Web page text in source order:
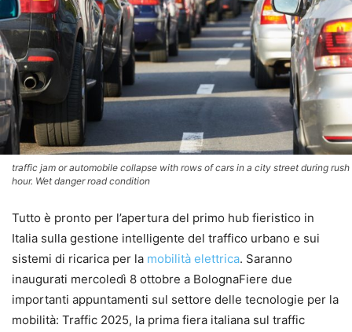
traffic jam or automobile collapse with rows of cars in a city street during rush
hour. Wet danger road condition
Tutto è pronto per l’apertura del primo hub fieristico in
Italia sulla gestione intelligente del traffico urbano e sui
sistemi di ricarica per la mobilità elettrica. Saranno
inaugurati mercoledì 8 ottobre a BolognaFiere due
importanti appuntamenti sul settore delle tecnologie per la
mobilità: Traffic 2025, la prima fiera italiana sul traffic